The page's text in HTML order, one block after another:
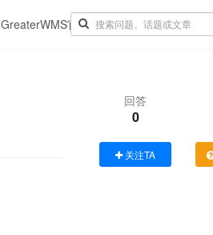
GreaterWMS官网
回答
0
关注TA